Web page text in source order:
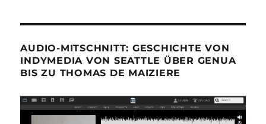
AUDIO-MITSCHNITT: GESCHICHTE VON
INDYMEDIA VON SEATTLE ÜBER GENUA
BIS ZU THOMAS DE MAIZIERE